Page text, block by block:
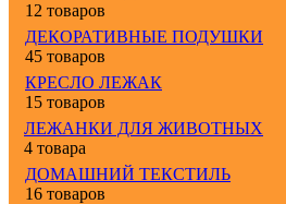
12 товаров
ДЕКОРАТИВНЫЕ ПОДУШКИ
45 товаров
КРЕСЛО ЛЕЖАК
15 товаров
ЛЕЖАНКИ ДЛЯ ЖИВОТНЫХ
4 товара
ДОМАШНИЙ ТЕКСТИЛЬ
16 товаров